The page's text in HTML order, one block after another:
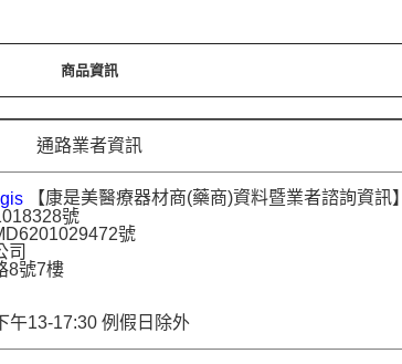
商品資訊
通路業者資訊
【康是美醫療器材商(藥商)資料暨業者諮詢資訊】
號
號
司
8號7樓
午13-17:30 例假日除外